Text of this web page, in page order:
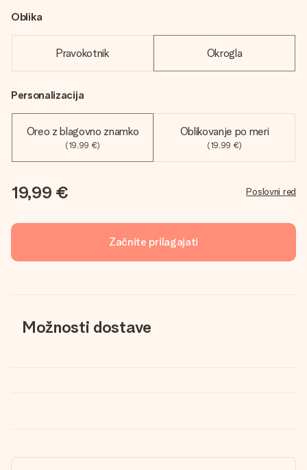
Oblika
Pravokotnik Okrogla
Personalizacija
Oreo z blagovno znamko
(19,99 €)
Oblikovanje po meri
(19,99 €)
19,99 € Poslovni red
Začnite prilagajati
Možnosti dostave